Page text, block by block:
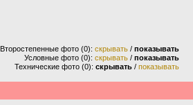
Второстепенные фото (0): скрывать / показывать
Условные фото (0): скрывать / показывать
Технические фото (0): скрывать / показывать